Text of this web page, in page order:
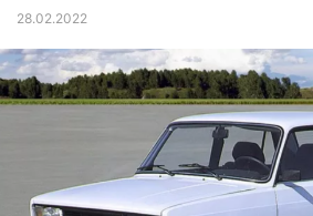
28.02.2022